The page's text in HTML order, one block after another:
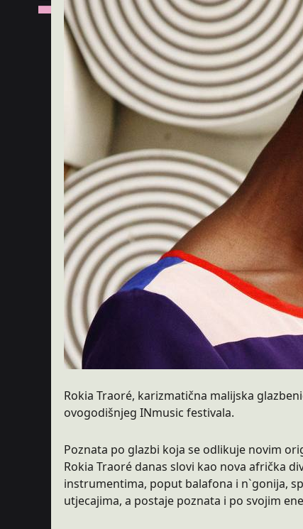
Rokia Traoré, karizmatična malijska
ovogodišnjeg INmusic festivala.
Poznata po glazbi koja se odlikuje novim
Rokia Traoré danas slovi kao nova afrička
instrumentima, poput balafona i n`gonija,
utjecajima, a postaje poznata i po svojim